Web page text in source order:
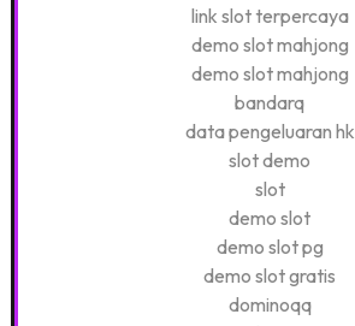
link slot terpercaya
demo slot mahjong
demo slot mahjong
bandarq
data pengeluaran hk
slot demo
slot
demo slot
demo slot pg
demo slot gratis
dominoqq